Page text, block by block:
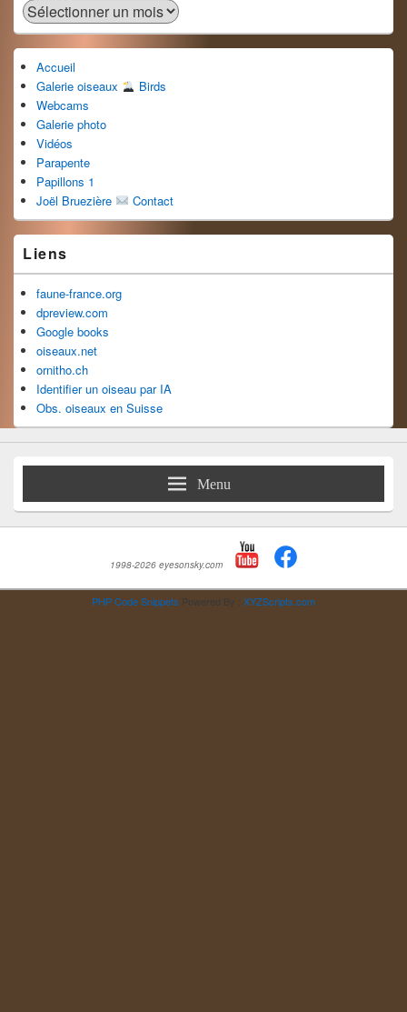
Accueil
Galerie oiseaux
Birds
Webcams
Galerie photo
Vidéos
Parapente
Papillons 1
Joël Bruezière
Contact
Liens
faune-france.org
dpreview.com
Google books
oiseaux.net
ornitho.ch
Identifier un oiseau par IA
Obs. oiseaux en Suisse
Menu
1998-2026 eyesonsky.com
PHP Code Snippets Powered By : XYZScripts.com